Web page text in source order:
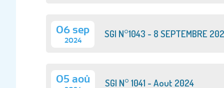
06 sep
2024
SGI N°1043 - 8 SEPTEMBRE
05 aoû SGI N° 1041 - Aout 2024